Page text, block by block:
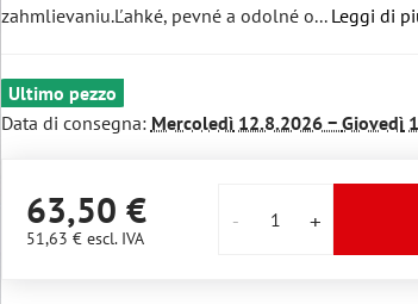
zahmlievaniu.Ľahké, pevné a odolné o... Leggi di
Ultimo pezzo
Data di consegna: Mercoledì12.8.2026 − Giovedì
63,50 €
51,63 € escl. IVA